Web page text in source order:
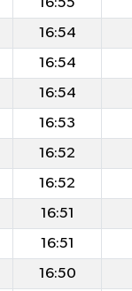
16:55
16:54
16:54
16:54
16:53
16:52
16:52
16:51
16:51
16:50